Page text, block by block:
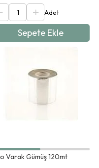
Sepete Ekle
Varak Gümüş 120mt